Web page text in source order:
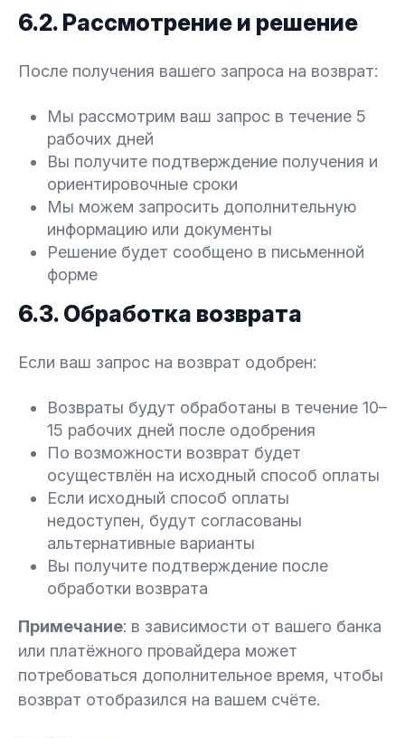
6.2. Рассмотрение и решение
После получения вашего запроса на возврат:
Мы рассмотрим ваш запрос в течение 5
рабочих дней
Вы получите подтверждение получения и
ориентировочные сроки
Мы можем запросить дополнительную
информацию или документы
Решение будет сообщено в письменной
форме
6.3. Обработка возврата
Если ваш запрос на возврат одобрен:
Возвраты будут обработаны в течение 10–
15 рабочих дней после одобрения
По возможности возврат будет
осуществлён на исходный способ оплаты
Если исходный способ оплаты
недоступен, будут согласованы
альтернативные варианты
Вы получите подтверждение после
обработки возврата
Примечание: в зависимости от вашего банка
или платёжного провайдера может
потребоваться дополнительное время, чтобы
возврат отобразился на вашем счёте.